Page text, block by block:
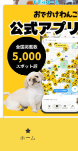
ホーム